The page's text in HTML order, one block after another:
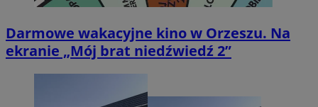
Darmowe wakacyjne kino w Orzeszu. Na
ekranie „Mój brat niedźwiedź 2”